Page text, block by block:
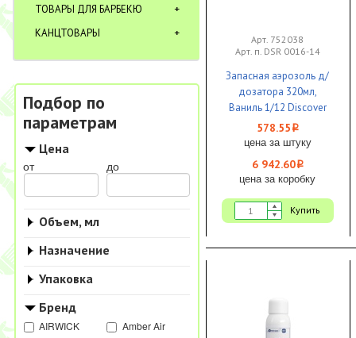
ТОВАРЫ ДЛЯ БАРБЕКЮ
КАНЦТОВАРЫ
Подбор по
параметрам
Цена
от до
Объем, мл
Назначение
Упаковка
Бренд
AIRWICK
Amber Air
Арт. 752038
Арт. п. DSR 0016-14
Запасная аэрозоль д/
дозатора 320мл,
Ваниль 1/12 Discover
ЧЗ
578.55 i
цена за штуку
6 942.60i
цена за коробку
Купить